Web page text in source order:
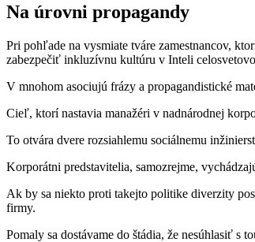
Na úrovni propagandy
Pri pohľade na vysmiate tváre zamestnancov,
zabezpečiť inkluzívnu kultúru v Inteli
V mnohom asociujú frázy a propagandistické
Cieľ, ktorí nastavia manažéri v nadnárodnej
To otvára dvere rozsiahlemu sociálnemu
Korporátni predstavitelia, samozrejme,
Ak by sa niekto proti takejto politike diverzity
firmy.
Pomaly sa dostávame do štádia, že nesúhlasiť s